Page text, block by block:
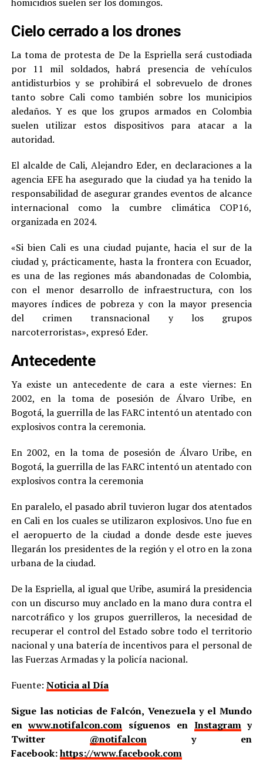
Cielo cerrado a los drones
La toma de protesta de De la Espriella será custodiada
por 11 mil soldados, habrá presencia de vehículos
antidisturbios y se prohibirá el sobrevuelo de drones
tanto sobre Cali como también sobre los municipios
aledaños. Y es que los grupos armados en Colombia
suelen utilizar estos dispositivos para atacar a la
autoridad.
El alcalde de Cali, Alejandro Eder, en declaraciones a la
agencia EFE ha asegurado que la ciudad ya ha tenido la
responsabilidad de asegurar grandes eventos de alcance
internacional como la cumbre climática COP16,
organizada en 2024.
«Si bien Cali es una ciudad pujante, hacia el sur de la
ciudad y, prácticamente, hasta la frontera con Ecuador,
es una de las regiones más abandonadas de Colombia,
con el menor desarrollo de infraestructura, con los
mayores índices de pobreza y con la mayor presencia
del crimen transnacional y los grupos
narcoterroristas», expresó Eder.
Antecedente
Ya existe un antecedente de cara a este viernes: En
2002, en la toma de posesión de Álvaro Uribe, en
Bogotá, la guerrilla de las FARC intentó un atentado con
explosivos contra la ceremonia.
En 2002, en la toma de posesión de Álvaro Uribe, en
Bogotá, la guerrilla de las FARC intentó un atentado con
explosivos contra la ceremonia
En paralelo, el pasado abril tuvieron lugar dos atentados
en Cali en los cuales se utilizaron explosivos. Uno fue en
el aeropuerto de la ciudad a donde desde este jueves
llegarán los presidentes de la región y el otro en la zona
urbana de la ciudad.
De la Espriella, al igual que Uribe, asumirá la presidencia
con un discurso muy anclado en la mano dura contra el
narcotráfico y los grupos guerrilleros, la necesidad de
recuperar el control del Estado sobre todo el territorio
nacional y una batería de incentivos para el personal de
las Fuerzas Armadas y la policía nacional.
Fuente: Noticia al Día
Sigue las noticias de Falcón, Venezuela y el Mundo
enwww.notifalcon.com síguenos en Instagramy
Twitter @notifalcony en
Facebook:https://www.facebook.com